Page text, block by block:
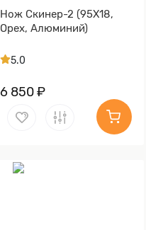
Нож Скинер-2 (95Х18,
Орех, Алюминий)
5.0
6 850 ₽